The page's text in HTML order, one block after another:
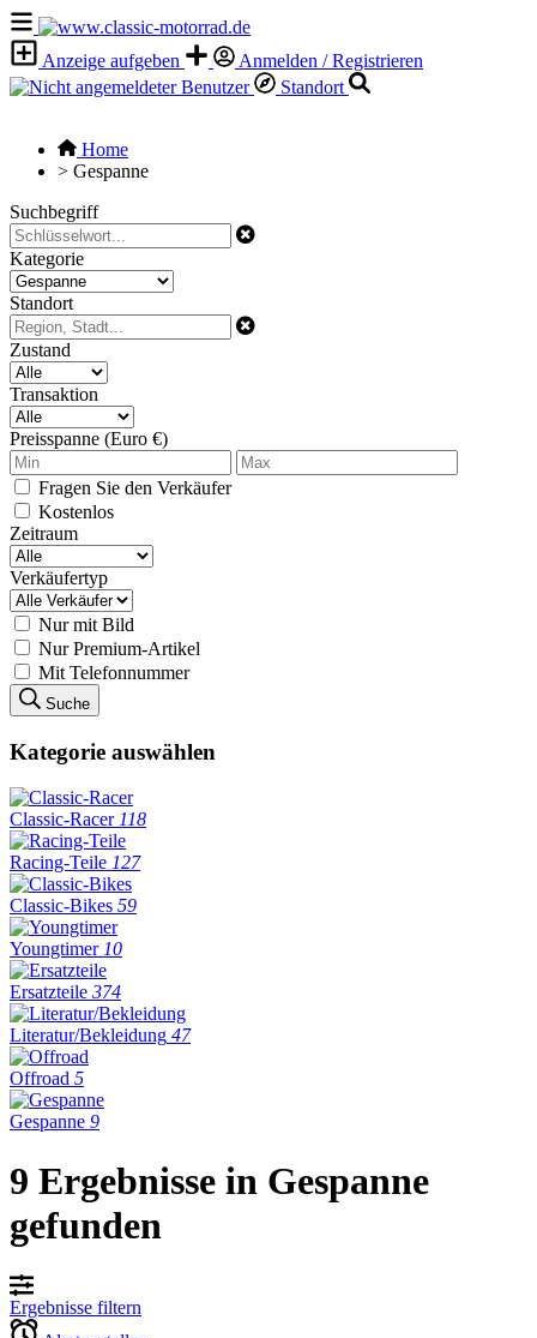
Anzeige aufgeben
Anmelden / Registrieren
Standort
Home
> Gespanne
Suchbegriff
Kategorie
Standort
Zustand
Transaktion
Preisspanne (Euro €)
Fragen Sie den Verkäufer
Kostenlos
Zeitraum
Verkäufertyp
Nur mit Bild
Nur Premium-Artikel
Mit Telefonnummer
Suche
Kategorie auswählen
Classic-Racer 118
Racing-Teile 127
Classic-Bikes 59
Youngtimer 10
Ersatzteile 374
Literatur/Bekleidung 47
Offroad 5
Gespanne 9
9 Ergebnisse in Gespanne
gefunden
Ergebnisse filtern